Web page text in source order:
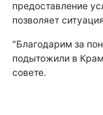
предоставление
позволяет
"Благодарим за
подытожили в
совете.